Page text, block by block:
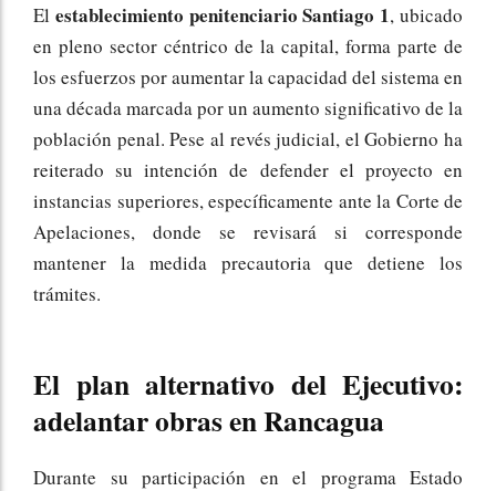
El establecimiento penitenciario Santiago 1, ubicado
en pleno sector céntrico de la capital, forma parte de
los esfuerzos por aumentar la capacidad del sistema en
una década marcada por un aumento significativo de la
población penal. Pese al revés judicial, el Gobierno ha
reiterado su intención de defender el proyecto en
instancias superiores, específicamente ante la Corte de
Apelaciones, donde se revisará si corresponde
mantener la medida precautoria que detiene los
trámites.
El plan alternativo del Ejecutivo:
adelantar obras en Rancagua
Durante su participación en el programa Estado